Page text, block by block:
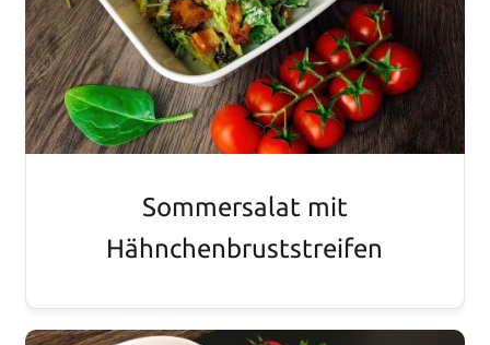
Sommersalat mit
Hähnchenbruststreifen